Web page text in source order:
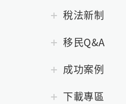
稅法新制
移民Q&A
成功案例
下載專區